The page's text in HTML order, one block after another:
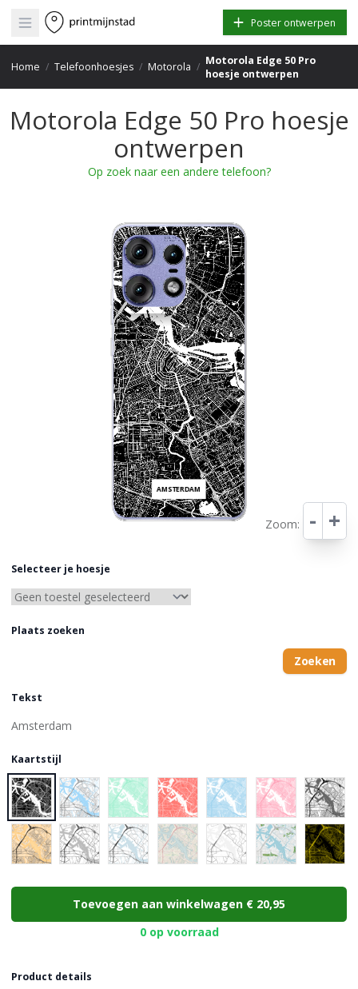
Open main menu Poster ontwerpen
Home / Telefoonhoesjes / Motorola / Motorola Edge 50 Pro
hoesje ontwerpen
Motorola Edge 50 Pro hoesje
ontwerpen
Op zoek naar een andere telefoon?
AMSTERDAM
Zoom: - +
Selecteer je hoesje
Plaats zoeken
Zoeken
Tekst
Kaartstijl
Choose a color
Toevoegen aan winkelwagen € 20,95
0 op voorraad
Product details